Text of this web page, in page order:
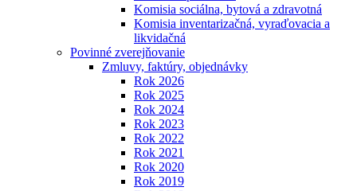
Komisia sociálna, bytová a zdravotná
Komisia inventarizačná, vyraďovacia a
likvidačná
Povinné zverejňovanie
Zmluvy, faktúry, objednávky
Rok 2026
Rok 2025
Rok 2024
Rok 2023
Rok 2022
Rok 2021
Rok 2020
Rok 2019